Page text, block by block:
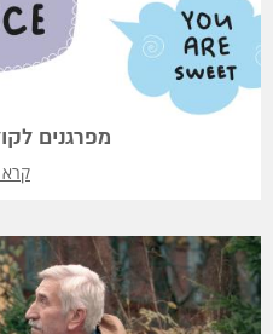
מפרגנים
קרא